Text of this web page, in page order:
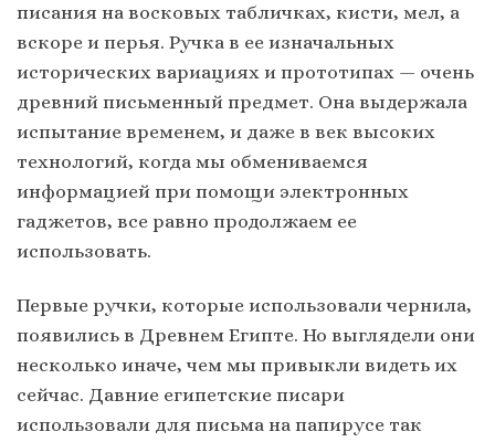
писания на восковых табличках, кисти, мел, а
вскоре и перья. Ручка в ее изначальных
исторических вариациях и прототипах — очень
древний письменный предмет. Она выдержала
испытание временем, и даже в век высоких
технологий, когда мы обмениваемся
информацией при помощи электронных
гаджетов, все равно продолжаем ее
использовать.
Первые ручки, которые использовали чернила,
появились в Древнем Египте. Но выглядели они
несколько иначе, чем мы привыкли видеть их
сейчас. Давние египетские писари
использовали для письма на папирусе так